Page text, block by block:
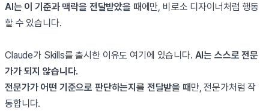
AI는 이 기준과 맥락을 전달받았을 때에만, 비로소 디자이너처럼 행동
할 수 있습니다.
Claude가 Skills를 출시한 이유도 여기에 있습니다. AI는 스스로 전문
가가 되지 않습니다.
전문가가 어떤 기준으로 판단하는지를 전달받을 때만, 전문가처럼 작
동합니다.